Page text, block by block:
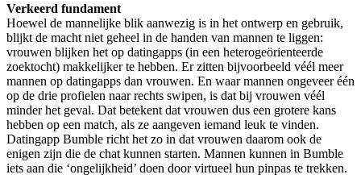
Verkeerd fundament
Hoewel de mannelijke blik aanwezig is in het ontwerp en gebruik,
blijkt de macht niet geheel in de handen van mannen te liggen:
vrouwen blijken het op datingapps (in een heterogeörienteerde
zoektocht) makkelijker te hebben. Er zitten bijvoorbeeld véél meer
mannen op datingapps dan vrouwen. En waar mannen ongeveer één
op de drie profielen naar rechts swipen, is dat bij vrouwen véél
minder het geval. Dat betekent dat vrouwen dus een grotere kans
hebben op een match, als ze aangeven iemand leuk te vinden.
Datingapp Bumble richt het zo in dat vrouwen daarom ook de
enigen zijn die de chat kunnen starten. Mannen kunnen in Bumble
iets aan die ‘ongelijkheid’ doen door virtueel hun pinpas te trekken.